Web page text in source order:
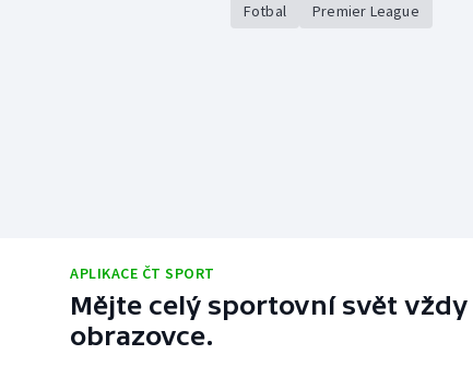
Fotbal Premier League
APLIKACE ČT SPORT
Mějte celý sportovní svět vždy
obrazovce.